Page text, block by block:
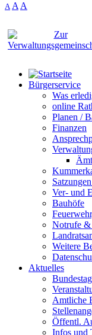
A A A
Bürgerservice
Was
online
Planen /
Finanzen
Ver- und
Bauhöfe
Notrufe &
Weitere
Aktuelles
Amtliche
Öffentl.
Infos und